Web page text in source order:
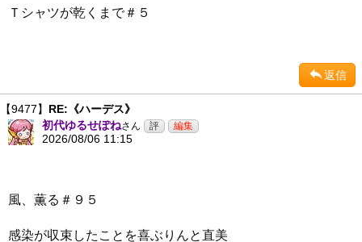
Ｔシャツが乾くまで＃５
返信
【9477】 RE:《ハーデス》
初代ゆるせぽねさん
2026/08/06 11:15
風、薫る＃９５
感染が収束したことを喜ぶりんと直美